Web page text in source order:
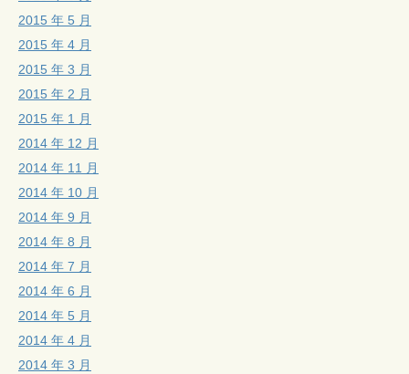
2015 年 5 月
2015 年 4 月
2015 年 3 月
2015 年 2 月
2015 年 1 月
2014 年 12 月
2014 年 11 月
2014 年 10 月
2014 年 9 月
2014 年 8 月
2014 年 7 月
2014 年 6 月
2014 年 5 月
2014 年 4 月
2014 年 3 月